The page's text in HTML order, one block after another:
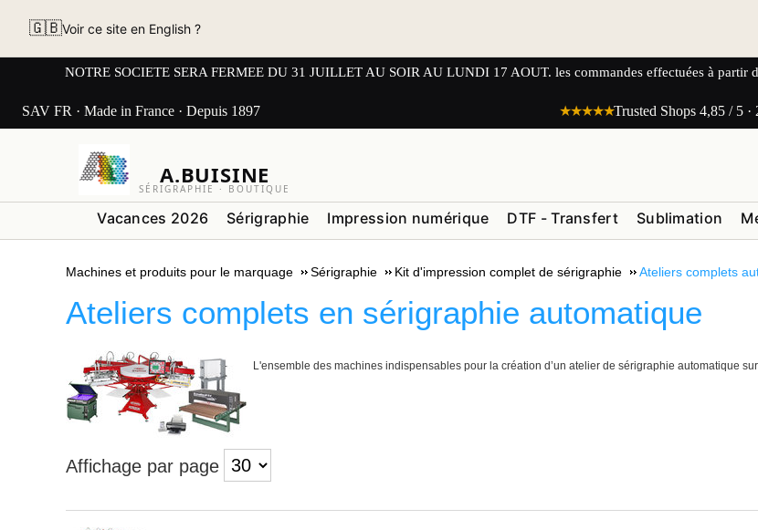
🇬🇧Voir ce site en English ?
NOTRE SOCIETE SERA FERMEE DU 31 JUILLET AU SOIR AU LUNDI 17 AOUT. les commandes effectuées à partir
SAV FR · Made in France · Depuis 1897
★★★★★Trusted Shops 4,85 / 5
A.BUISINE
SÉRIGRAPHIE · BOUTIQUE
Vacances 2026 Sérigraphie Impression numérique DTF - Transfert Sublimation
Machines et produits pour le marquage Sérigraphie Kit d'impression complet de sérigraphie Ateliers complets
Ateliers complets en sérigraphie automatique
L'ensemble des machines indispensables pour la création d’un atelier de sérigraphie automatique
Affichage par page